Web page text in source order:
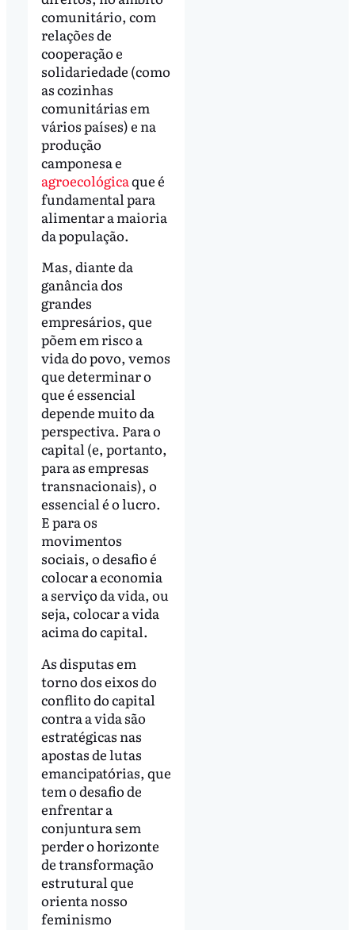
comunitário, com
relações de
cooperação e
solidariedade (como
as cozinhas
comunitárias em
vários países) e na
produção
camponesa e
agroecológicaque é
fundamental para
alimentar a maioria
da população.
Mas, diante da
ganância dos
grandes
empresários, que
põem em risco a
vida do povo, vemos
que determinar o
que é essencial
depende muito da
perspectiva. Para o
capital (e, portanto,
para as empresas
transnacionais), o
essencial é o lucro.
E para os
movimentos
sociais, o desafio é
colocar a economia
a serviço da vida, ou
seja, colocar a vida
acima do capital.
As disputas em
torno dos eixos do
conflito do capital
contra a vida são
estratégicas nas
apostas de lutas
emancipatórias, que
tem o desafio de
enfrentar a
conjuntura sem
perder o horizonte
de transformação
estrutural que
orienta nosso
feminismo